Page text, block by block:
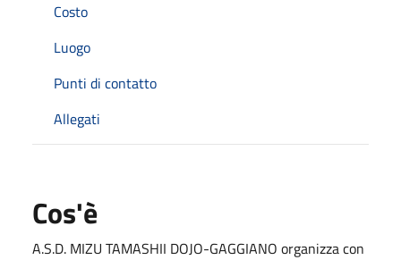
Costo
Luogo
Punti di contatto
Allegati
Cos'è
A.S.D. MIZU TAMASHII DOJO-GAGGIANO organizza con